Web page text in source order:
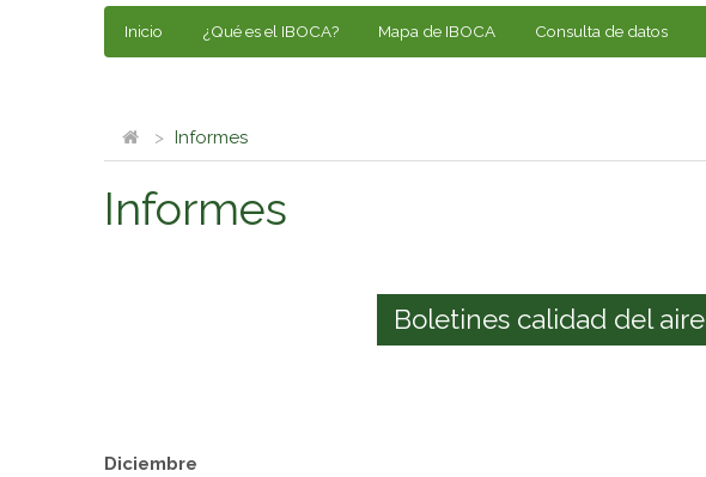
Inicio ¿Qué es el IBOCA? Mapa de IBOCA Consulta de datos
Informes
Informes
Boletines calidad del aire
Diciembre